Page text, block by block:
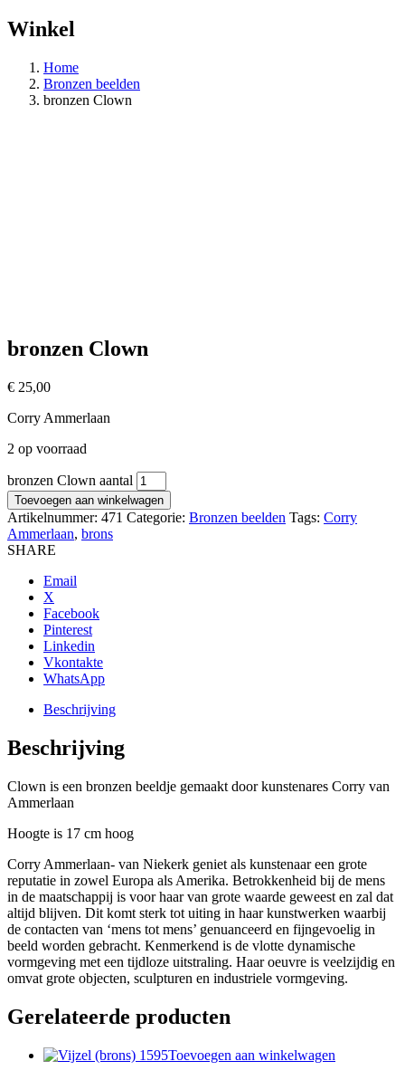
Winkel
Home
Bronzen beelden
bronzen Clown
bronzen Clown
€ 25,00
Corry Ammerlaan
2 op voorraad
bronzen Clown aantal
Toevoegen aan winkelwagen
Artikelnummer: 471 Categorie: Bronzen beelden Tags: Corry
Ammerlaan, brons
SHARE
Email
X
Facebook
Pinterest
Linkedin
Vkontakte
WhatsApp
Beschrijving
Beschrijving
Clown is een bronzen beeldje gemaakt door kunstenares Corry van
Ammerlaan
Hoogte is 17 cm hoog
Corry Ammerlaan- van Niekerk geniet als kunstenaar een grote
reputatie in zowel Europa als Amerika. Betrokkenheid bij de mens
in de maatschappij is voor haar van grote waarde geweest en zal dat
altijd blijven. Dit komt sterk tot uiting in haar kunstwerken waarbij
de contacten van ‘mens tot mens’ genuanceerd en fijngevoelig in
beeld worden gebracht. Kenmerkend is de vlotte dynamische
vormgeving met een tijdloze uitstraling. Haar oeuvre is veelzijdig en
omvat grote objecten, sculpturen en industriele vormgeving.
Gerelateerde producten
Toevoegen aan winkelwagen